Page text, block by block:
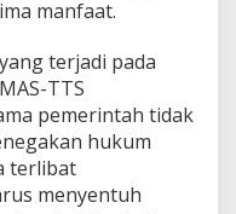
manfaat.
terjadi pada
TTS
pemerintah tidak
hukum
terlibat
menyentuh